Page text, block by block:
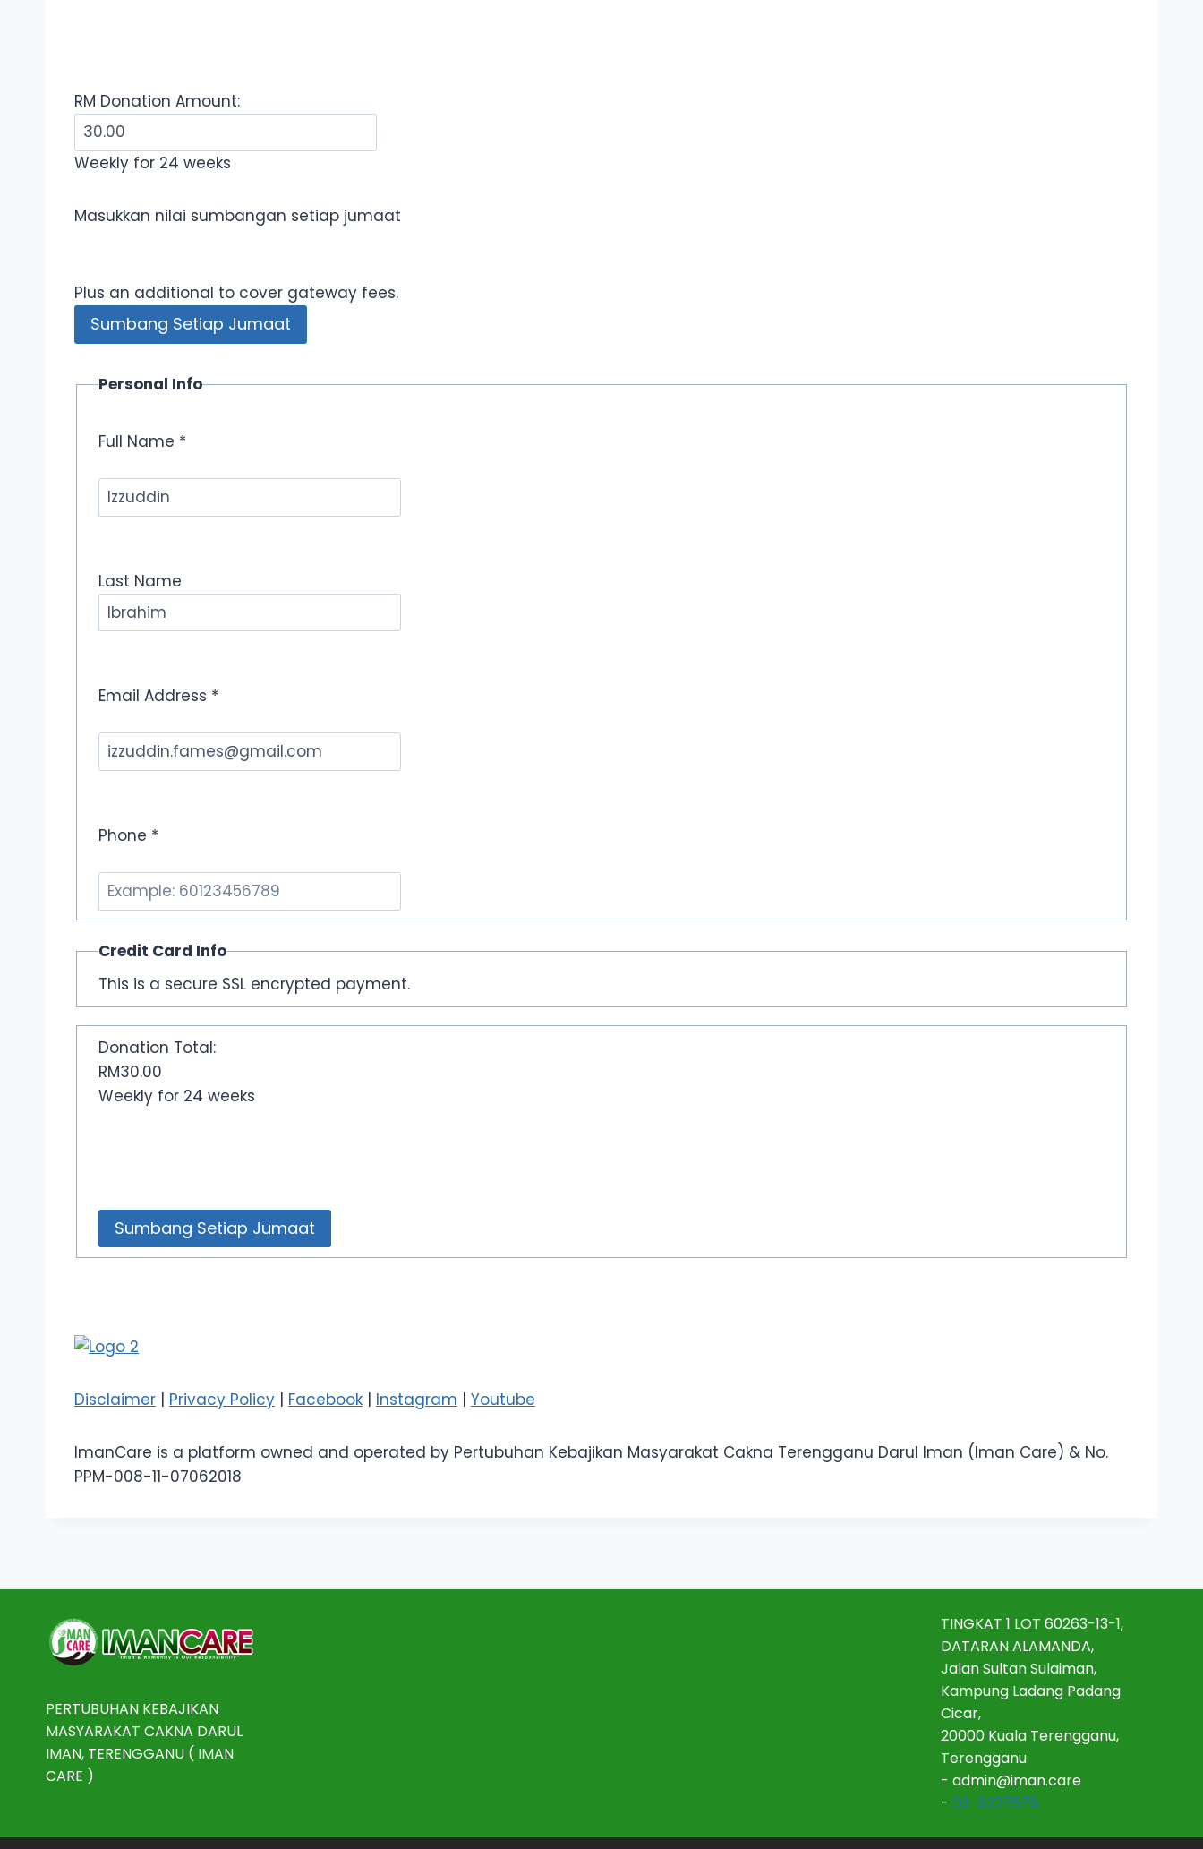
RM Donation Amount:
Weekly for 24 weeks
Masukkan nilai sumbangan setiap jumaat
Plus an additional to cover gateway fees.
Sumbang Setiap Jumaat
Personal Info
Full Name *
Last Name
Email Address *
Phone *
Credit Card Info
This is a secure SSL encrypted payment.
Donation Total:
RM30.00
Weekly for 24 weeks
Disclaimer | Privacy Policy | Facebook | Instagram | Youtube
ImanCare is a platform owned and operated by Pertubuhan Kebajikan Masyarakat Cakna Terengganu Darul Iman (Iman Care) & No.
PPM-008-11-07062018
PERTUBUHAN KEBAJIKAN
MASYARAKAT CAKNA DARUL
IMAN, TERENGGANU ( IMAN
CARE )
TINGKAT 1 LOT 60263-13-1,
DATARAN ALAMANDA,
Jalan Sultan Sulaiman,
Kampung Ladang Padang
Cicar,
20000 Kuala Terengganu,
Terengganu
- admin@iman.care
- 09-6227676